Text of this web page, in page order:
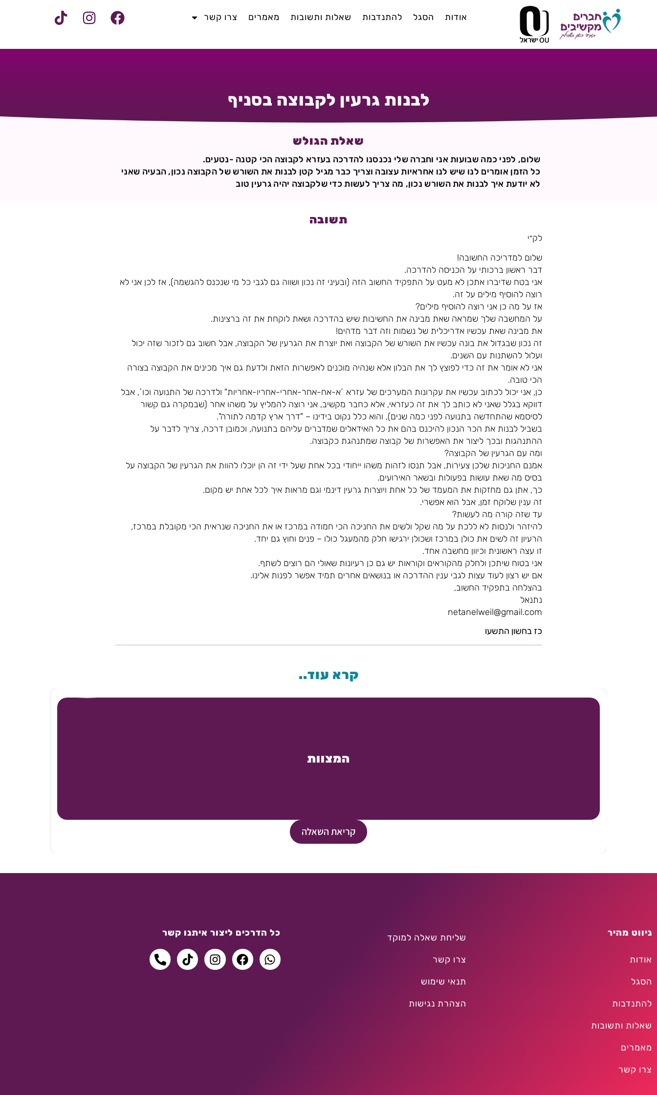
אודות הסגל להתנדבות שאלות ותשובות מאמרים צרו קשר
לבנות גרעין לקבוצה בסניף
שאלת הגולש
שלום, לפני כמה שבועות אני וחברה שלי נכנסנו להדרכה בעזרא לקבוצה הכי קטנה -נטעים.
כל הזמן אומרים לנו שיש לנו אחראיות עצובה וצריך כבר מגיל קטן לבנות את השורש של הקבוצה נכון, הבעיה שאני
לא יודעת איך לבנות את השורש נכון, מה צריך לעשות כדי שלקבוצה יהיה גרעין טוב
תשובה
לק״י
שלום למדריכה החשובה!
דבר ראשון ברכותי על הכניסה להדרכה.
אני בטח שדיברו אתכן לא מעט על התפקיד החשוב הזה (ובעיני זה נכון ושווה גם לגבי כל מי שנכנס להגשמה), אז לכן אני לא
רוצה להוסיף מילים על זה.
אז על מה כן אני רוצה להוסיף מילים?
על המחשבה שלך שמראה שאת מבינה את החשיבות שיש בהדרכה ושאת לוקחת את זה ברצינות.
את מבינה שאת עכשיו אדריכלית של נשמות וזה דבר מדהים!
זה נכון שבגדול את בונה עכשיו את השורש של הקבוצה ואת יוצרת את הגרעין של הקבוצה, אבל חשוב גם לזכור שזה יכול
ועלול להשתנות עם השנים.
אני לא אומר את זה כדי לפוצץ לך את הבלון אלא שנהיה מוכנים לאפשרות הזאת ולדעת גם איך מכינים את הקבוצה בצורה
הכי טובה.
כן, אני יכול לכתוב עכשיו את עקרונות המערכים של עזרא ´א-אח-אחר-אחרי-אחריו-אחריות" ולדרכה של התנועה וכו´, אבל
דווקא בגלל שאני לא כותב לך את זה כעזראי, אלא כחבר מקשיב, אני רוצה להמליץ על משהו אחר (שבמקרה גם קשור
לסיסמא שהתחדשה בתנועה לפני כמה שנים), והוא כלל נקוט בידינו – "דרך ארץ קדמה לתורה".
בשביל לבנות את הכר הנכון להיכנס בהם את כל האידאלים שמדברים עליהם בתנועה, וכמובן דרכה, צריך לדבר על
ההתנהגות ובכך ליצור את האפשרות של קבוצה שמתנהגת כקבוצה.
ומה עם הגרעין של הקבוצה?
אמנם החניכות שלכן צעירות, אבל תנסו לזהות משהו ייחודי בכל אחת שעל ידי זה הן יוכלו להוות את הגרעין של הקבוצה על
בסיס מה שאת עושות בפעולות ובשאר האירועים.
כך, אתן גם מחזקות את המעמד של כל אחת ויוצרות גרעין דינמי וגם מראות איך לכל אחת יש מקום.
זה ענין שלוקח זמן, אבל הוא אפשרי.
עד שזה קורה מה לעשות?
להיזהר ולנסות לא ללכת על מה שקל ולשים את החניכה הכי חמודה במרכז או את החניכה שנראית הכי מקובלת במרכז,
הרעיון זה לשים את כולן במרכז ושכולן ירגישו חלק מהמעגל כולו – פנים וחוץ גם יחד.
זו עצה ראשונית וכיוון מחשבה אחד.
אני בטוח שיתכן ולחלק מהקוראים וקוראות יש גם כן רעיונות שאולי הם רוצים לשתף.
אם יש רצון לעוד עצות לגבי ענין ההדרכה או בנושאים אחרים תמיד אפשר לפנות אלינו.
בהצלחה בתפקיד החשוב,
נתנאל
netanelweil@gmail.com
כז בחשון התשעו
קרא עוד..
המצוות
קריאת השאלה
ניווט מהיר
אודות
הסגל
להתנדבות
שאלות ותשובות
מאמרים
צרו קשר
שליחת שאלה למוקד
צרו קשר
תנאי שימוש
הצהרת נגישות
כל הדרכים ליצור איתנו קשר